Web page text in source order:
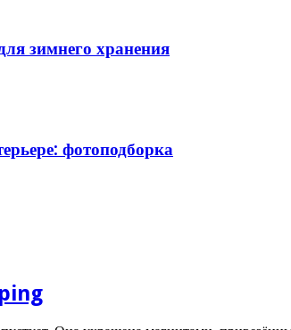
зимнего хранения
фотоподборка